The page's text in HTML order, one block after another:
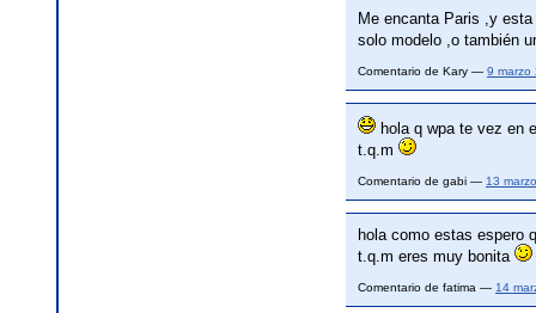
Me encanta Paris ,y
solo modelo ,o también
Comentario de Kary — 9 marzo
hola q wpa te vez en
t.q.m
Comentario de gabi — 13
hola como estas espero
t.q.m eres muy bonita
Comentario de fatima — 14